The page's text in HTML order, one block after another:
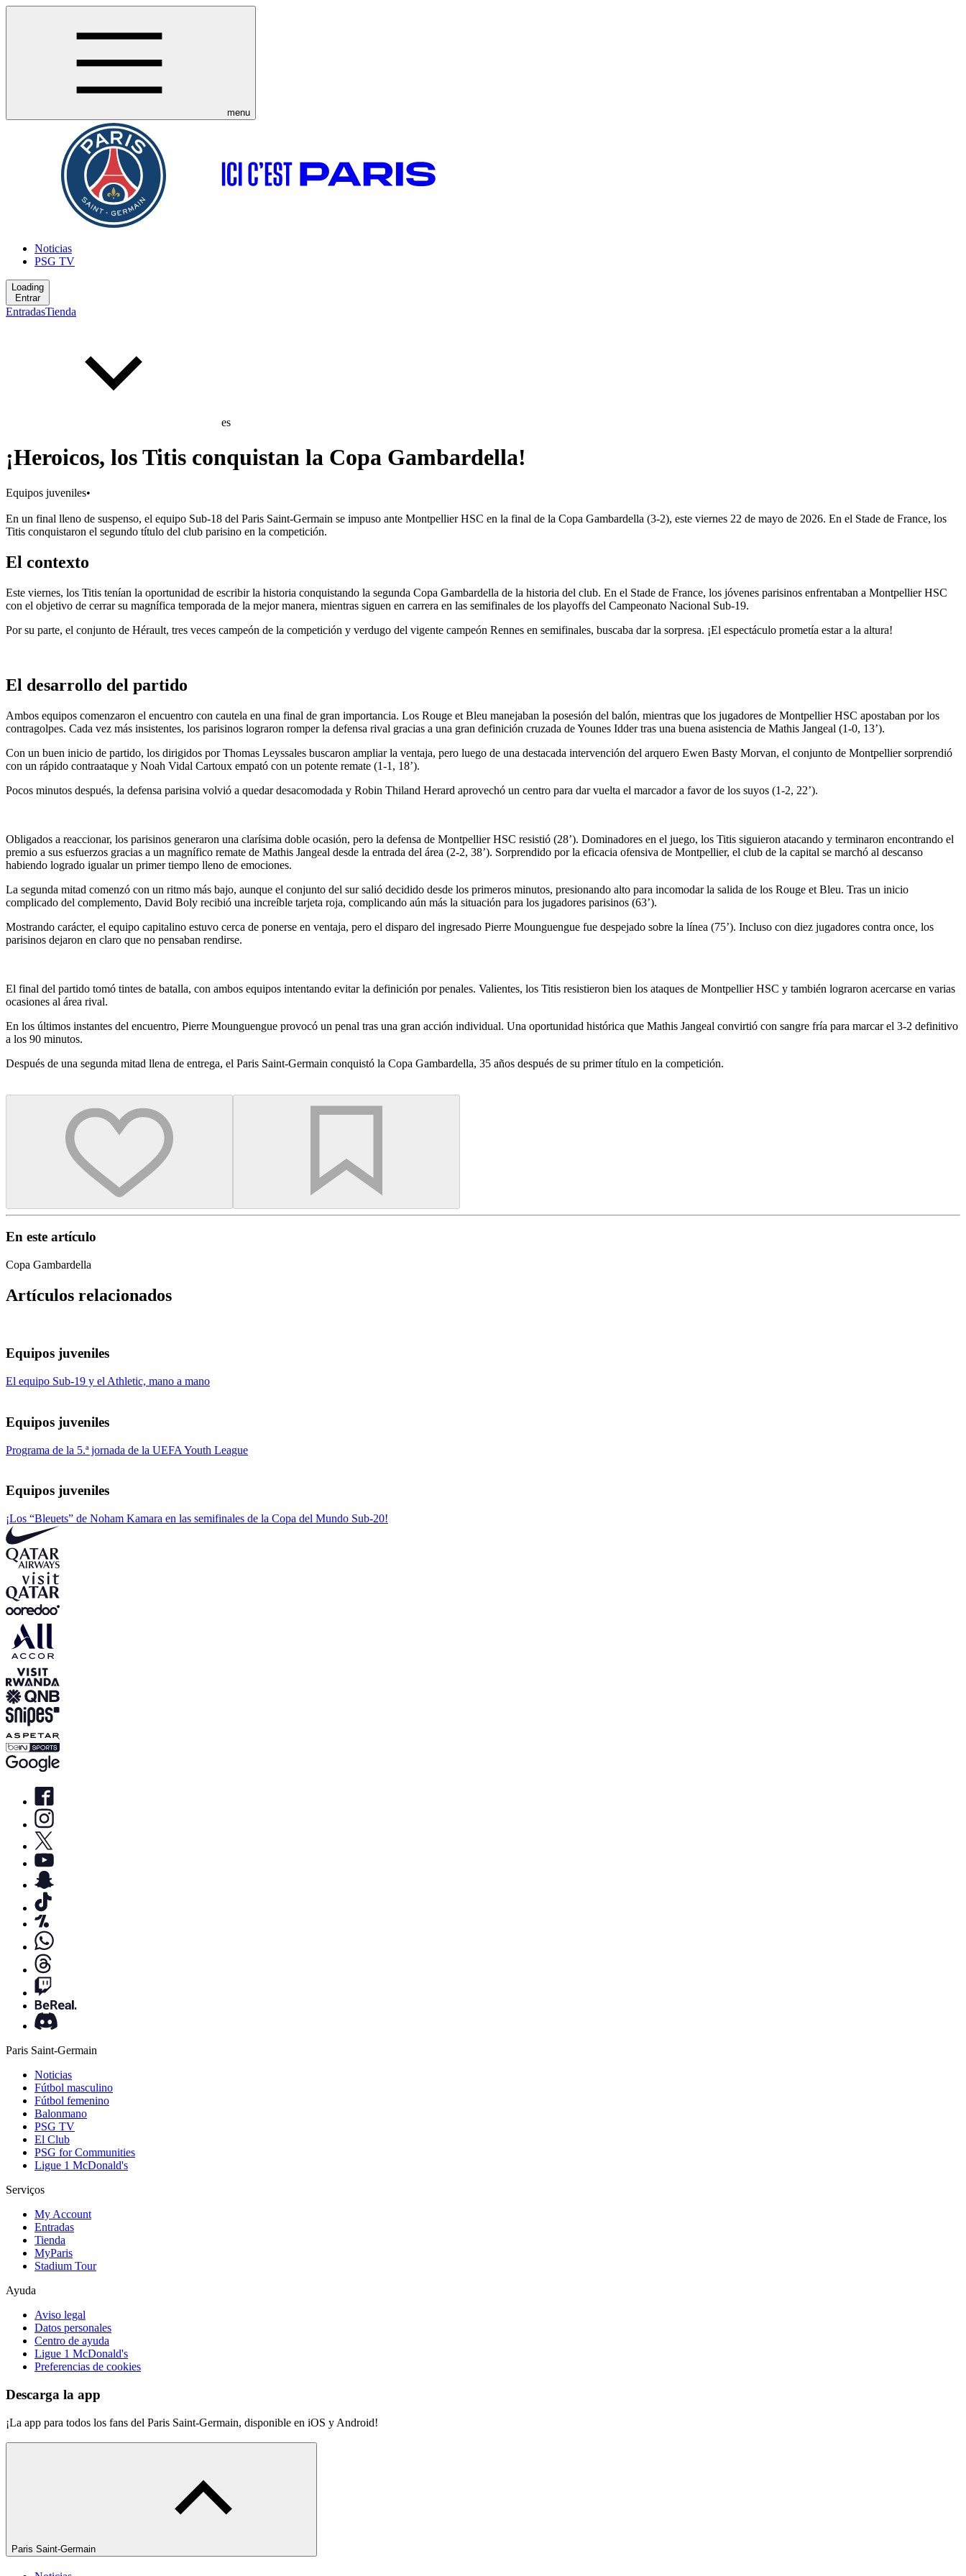
menu
Noticias
PSG TV
Loading
Entrar
EntradasTienda
es
¡Heroicos, los Titis conquistan la Copa Gambardella!
Equipos juveniles•
En un final lleno de suspenso, el equipo Sub-18 del Paris Saint-Germain se impuso ante Montpellier HSC en la final de la Copa Gambardella (3-2), este viernes 22 de mayo de 2026. En el Stade de France, los
Titis conquistaron el segundo título del club parisino en la competición.
El contexto
Este viernes, los Titis tenían la oportunidad de escribir la historia conquistando la segunda Copa Gambardella de la historia del club. En el Stade de France, los jóvenes parisinos enfrentaban a Montpellier HSC
con el objetivo de cerrar su magnífica temporada de la mejor manera, mientras siguen en carrera en las semifinales de los playoffs del Campeonato Nacional Sub-19.
Por su parte, el conjunto de Hérault, tres veces campeón de la competición y verdugo del vigente campeón Rennes en semifinales, buscaba dar la sorpresa. ¡El espectáculo prometía estar a la altura!
El desarrollo del partido
Ambos equipos comenzaron el encuentro con cautela en una final de gran importancia. Los Rouge et Bleu manejaban la posesión del balón, mientras que los jugadores de Montpellier HSC apostaban por los
contragolpes. Cada vez más insistentes, los parisinos lograron romper la defensa rival gracias a una gran definición cruzada de Younes Idder tras una buena asistencia de Mathis Jangeal (1-0, 13’).
Con un buen inicio de partido, los dirigidos por Thomas Leyssales buscaron ampliar la ventaja, pero luego de una destacada intervención del arquero Ewen Basty Morvan, el conjunto de Montpellier sorprendió
con un rápido contraataque y Noah Vidal Cartoux empató con un potente remate (1-1, 18’).
Pocos minutos después, la defensa parisina volvió a quedar desacomodada y Robin Thiland Herard aprovechó un centro para dar vuelta el marcador a favor de los suyos (1-2, 22’).
Obligados a reaccionar, los parisinos generaron una clarísima doble ocasión, pero la defensa de Montpellier HSC resistió (28’). Dominadores en el juego, los Titis siguieron atacando y terminaron encontrando el
premio a sus esfuerzos gracias a un magnífico remate de Mathis Jangeal desde la entrada del área (2-2, 38’). Sorprendido por la eficacia ofensiva de Montpellier, el club de la capital se marchó al descanso
habiendo logrado igualar un primer tiempo lleno de emociones.
La segunda mitad comenzó con un ritmo más bajo, aunque el conjunto del sur salió decidido desde los primeros minutos, presionando alto para incomodar la salida de los Rouge et Bleu. Tras un inicio
complicado del complemento, David Boly recibió una increíble tarjeta roja, complicando aún más la situación para los jugadores parisinos (63’).
Mostrando carácter, el equipo capitalino estuvo cerca de ponerse en ventaja, pero el disparo del ingresado Pierre Mounguengue fue despejado sobre la línea (75’). Incluso con diez jugadores contra once, los
parisinos dejaron en claro que no pensaban rendirse.
El final del partido tomó tintes de batalla, con ambos equipos intentando evitar la definición por penales. Valientes, los Titis resistieron bien los ataques de Montpellier HSC y también lograron acercarse en varias
ocasiones al área rival.
En los últimos instantes del encuentro, Pierre Mounguengue provocó un penal tras una gran acción individual. Una oportunidad histórica que Mathis Jangeal convirtió con sangre fría para marcar el 3-2 definitivo
a los 90 minutos.
Después de una segunda mitad llena de entrega, el Paris Saint-Germain conquistó la Copa Gambardella, 35 años después de su primer título en la competición.
En este artículo
Copa Gambardella
Artículos relacionados
Equipos juveniles
El equipo Sub-19 y el Athletic, mano a mano
Equipos juveniles
Programa de la 5.ª jornada de la UEFA Youth League
Equipos juveniles
¡Los “Bleuets” de Noham Kamara en las semifinales de la Copa del Mundo Sub-20!
Paris Saint-Germain
Noticias
Fútbol masculino
Fútbol femenino
Balonmano
PSG TV
El Club
PSG for Communities
Ligue 1 McDonald's
Serviços
My Account
Entradas
Tienda
MyParis
Stadium Tour
Ayuda
Aviso legal
Datos personales
Centro de ayuda
Ligue 1 McDonald's
Preferencias de cookies
Descarga la app
¡La app para todos los fans del Paris Saint-Germain, disponible en iOS y Android!
Paris Saint-Germain